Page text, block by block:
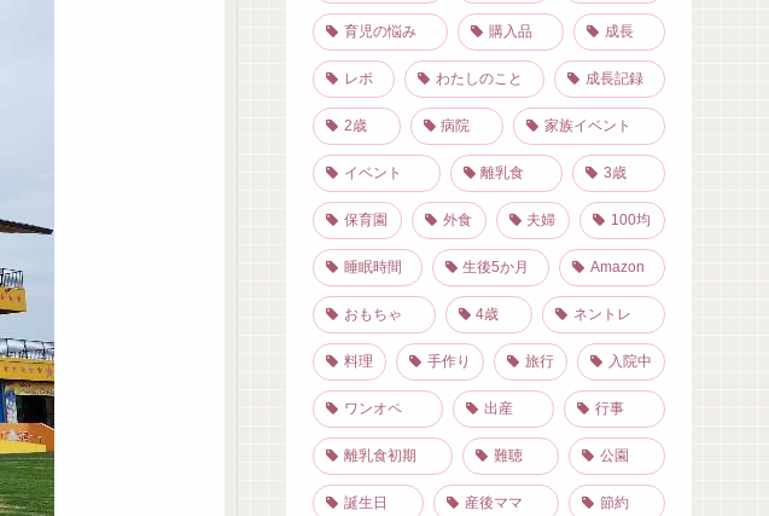
育児の悩み 購入品 成長
レポ わたしのこと 成長記録
2歳 病院 家族イベント
イベント 離乳食 3歳
保育園 外食 夫婦 100均
睡眠時間 生後5か月 Amazon
おもちゃ 4歳 ネントレ
料理 手作り 旅行 入院中
ワンオペ 出産 行事
離乳食初期 難聴 公園
誕生日 産後ママ 節約